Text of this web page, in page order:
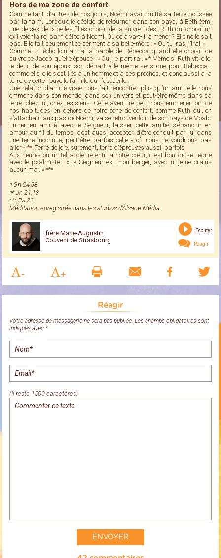
Hors de ma zone de confort
Comme tant d’autres de nos jours, Noémi avait quitté sa terre poussée
par la faim. Lorsqu’elle décide de retourner dans son pays, à Bethléem,
une de ses deux belles-filles choisit de la suivre : c’est Ruth qui choisit un
exil volontaire, par fidélité à Noémi. Où cela va-t-il la mener ? Elle ne le sait
pas. Elle fait seulement ce serment à sa belle-mère : « Où tu iras, j’irai. »
Comme un écho lointain à la parole de Rébecca quand elle choisit de
suivre ce Jacob qu’elle épouse : « Oui, je partirai. » * Même si Ruth vit, elle,
le deuil de son époux, son départ a le même sens que pour Rébecca :
comme elle, elle s’est liée à un homme et à ses proches, et donc aussi à la
terre de cette nouvelle famille qui l’accueille.
Une relation d’amitié vraie nous fait rencontrer plus qu’un ami : elle nous
emmène dans son monde, dans son univers et peut-être même dans sa
terre, chez lui, chez les siens. Cette aventure peut nous emmener loin de
nos habitudes, en dehors de notre zone de confort, comme Ruth qui, en
s’attachant aux pas de Noémi, va se retrouver loin de son pays de Moab.
Entrer en amitié avec le Seigneur, laisser cette amitié s’épanouir en
amour au fil du temps, c’est aussi accepter d’être conduit par lui dans
une terre inconnue, peut-être parfois celle « où nous ne voudrions pas
aller » **. Terre de joie, sûrement, terre d’épreuves aussi, parfois.
Aux heures où un tel appel retentit à notre cœur, il est bon de se redire
avec le psalmiste : « Le Seigneur est mon berger, avec lui je ne crains
aucun mal. » ***
* Gn 24,58
** Jn 21,18
*** Ps 22
Méditation enregistrée dans les studios d'Alsace Média
frère Marie-Augustin
Couvent de Strasbourg
Ecouter
Réagir
Réagir
Votre adresse de messagerie ne sera pas publiée. Les champs obligatoires sont
indiqués avec *
(Il reste 1500 caractères)